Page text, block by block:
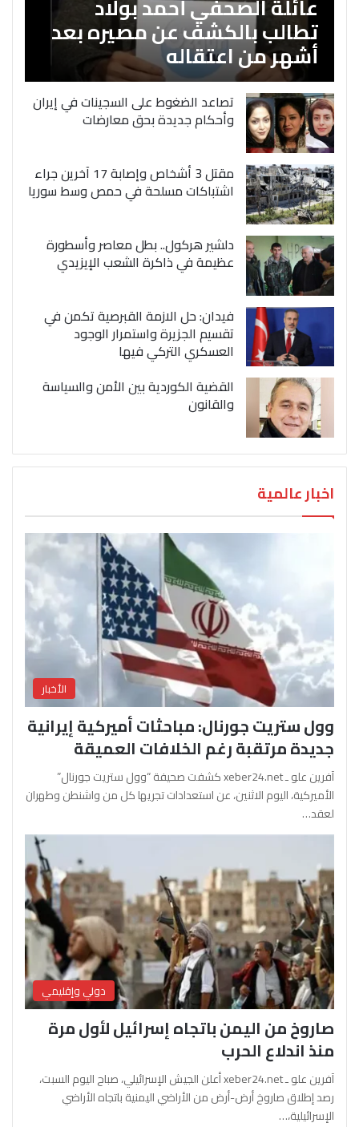
تطالب بالكشف عن مصيره بعد
أشهر من اعتقاله
تصاعد الضغوط على السجينات في إيران
وأحكام جديدة بحق معارضات
مقتل 3 أشخاص وإصابة 17 آخرين جراء
اشتباكات مسلحة في حمص وسط سوريا
دلشير هركول.. بطل معاصر وأسطورة
عظيمة في ذاكرة الشعب الإيزيدي
فيدان: حل الازمة القبرصية تكمن في
تقسيم الجزيرة واستمرار الوجود
العسكري التركي فيها
القضية الكوردية بين الأمن والسياسة
والقانون
اخبار عالمية
الأخبار
وول ستريت جورنال: مباحثات أميركية إيرانية
جديدة مرتقبة رغم الخلافات العميقة
آفرين علو ـ xeber24.net كشفت صحيفة “وول ستريت جورنال”
الأميركية، اليوم الاثنين، عن استعدادات تجريها كل من واشنطن وطهران
لعقد…
دولي وإقليمي
صاروخ من اليمن باتجاه إسرائيل لأول مرة
منذ اندلاع الحرب
آفرين علو ـ xeber24.net أعلن الجيش الإسرائيلي، صباح اليوم السبت،
رصد إطلاق صاروخ أرض-أرض من الأراضي اليمنية باتجاه الأراضي
الإسرائيلية،…